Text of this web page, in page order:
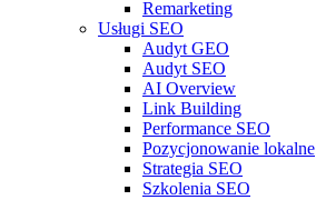
Remarketing
Usługi SEO
Audyt GEO
Audyt SEO
AI Overview
Link Building
Performance SEO
Pozycjonowanie lokalne
Strategia SEO
Szkolenia SEO